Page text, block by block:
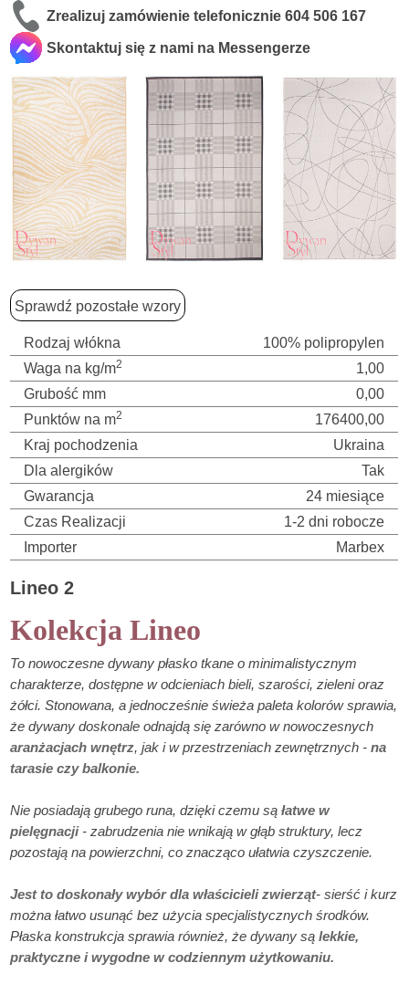
Zrealizuj zamówienie telefonicznie604 506 167
Skontaktuj się z nami na Messengerze
Sprawdź pozostałe wzory
Rodzaj włókna
100% polipropylen
Waga na kg/m2
1,00
Grubość mm
0,00
Punktów na m2
176400,00
Kraj pochodzenia
Ukraina
Dla alergików
Tak
Gwarancja
24 miesiące
Czas Realizacji
1-2 dni robocze
Importer
Marbex
Lineo 2
Kolekcja Lineo
To nowoczesne dywany płasko tkane o minimalistycznym
charakterze, dostępne w odcieniach bieli, szarości, zieleni oraz
żółci. Stonowana, a jednocześnie świeża paleta kolorów sprawia,
że dywany doskonale odnajdą się zarówno w nowoczesnych
aranżacjach wnętrz, jak i w przestrzeniach zewnętrznych -na
tarasie czy balkonie.
Nie posiadają grubego runa, dzięki czemu sąłatwe w
pielęgnacji - zabrudzenia nie wnikają w głąb struktury, lecz
pozostają na powierzchni, co znacząco ułatwia czyszczenie.
Jest to doskonały wybór dla właścicieli zwierząt- sierść i kurz
można łatwo usunąć bez użycia specjalistycznych środków.
Płaska konstrukcja sprawia również, że dywany są lekkie,
praktyczne i wygodne w codziennym użytkowaniu.